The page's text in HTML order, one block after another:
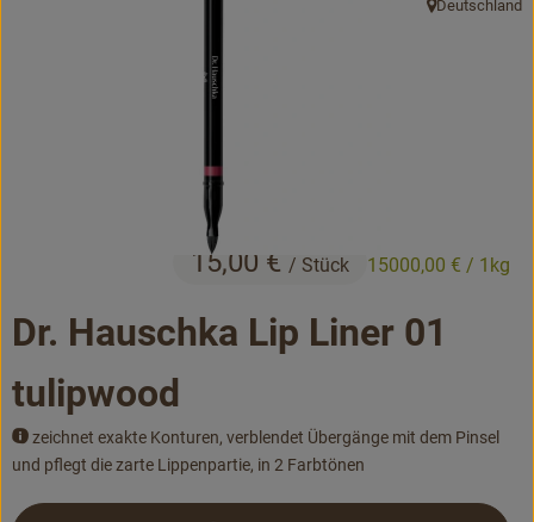
Über uns
Dr. Hauschka Lip Liner 01
tulipwood
zeichnet exakte Konturen, verblendet Übergänge mit dem Pinsel
und pflegt die zarte Lippenpartie, in 2 Farbtönen
15,00 € / Stück 15000,00 € / 1kg
, Herkunft:
Deutschland